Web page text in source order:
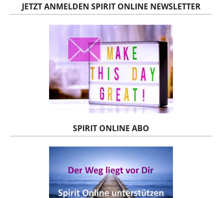
JETZT ANMELDEN SPIRIT ONLINE NEWSLETTER
SPIRIT ONLINE ABO